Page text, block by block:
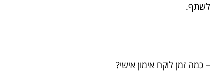
לשתף.
– כמה זמן לוקח אימון אישי?